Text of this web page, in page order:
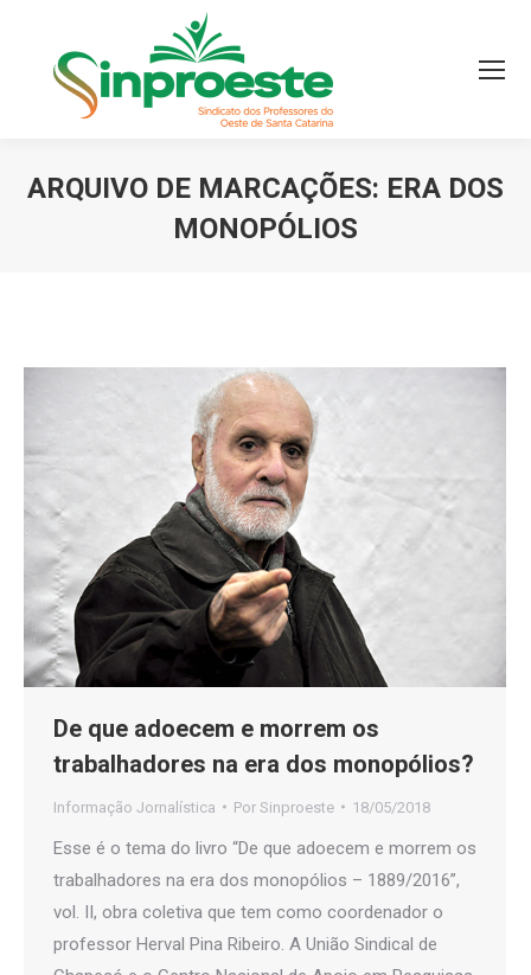
ARQUIVO DE MARCAÇÕES: ERA DOS
MONOPÓLIOS
De que adoecem e morrem os
trabalhadores na era dos monopólios?
Informação Jornalística Por Sinproeste 18/05/2018
Esse é o tema do livro “De que adoecem e morrem os
trabalhadores na era dos monopólios – 1889/2016”,
vol. II, obra coletiva que tem como coordenador o
professor Herval Pina Ribeiro. A União Sindical de